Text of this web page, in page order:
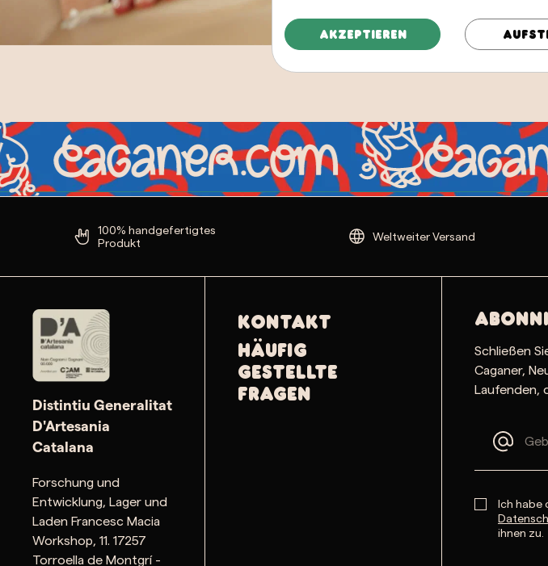
100% handgefertigtes
Produkt
Weltweiter Versand
Distintiu Generalitat
D'Artesania
Catalana
Forschung und
Entwicklung, Lager und
Laden Francesc Macia
Workshop, 11. 17257
Torroella de Montgrí -
Kontakt
Häufig
gestellte
Fragen
Schließen
Caganer,
Laufenden,
Ich habe
ihnen zu.
Akzeptieren